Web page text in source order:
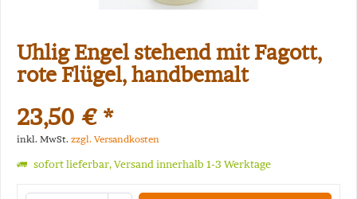
Uhlig Engel stehend mit Fagott,
rote Flügel, handbemalt
23,50 € *
inkl. MwSt. zzgl. Versandkosten
sofort lieferbar, Versand innerhalb 1-3 Werktage